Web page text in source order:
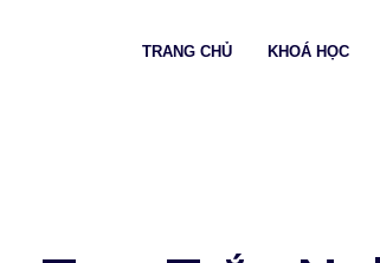
TRANG CHỦ KHOÁ HỌC